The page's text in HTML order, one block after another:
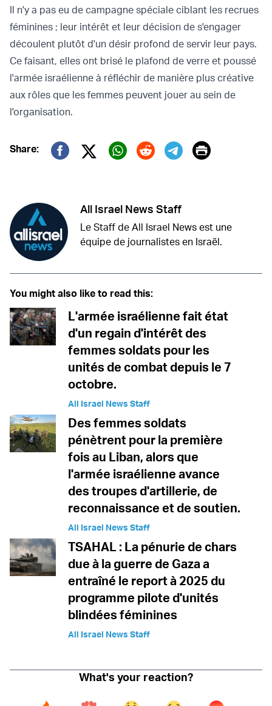
Il n'y a pas eu de campagne spéciale ciblant les recrues
féminines ; leur intérêt et leur décision de s'engager
découlent plutôt d'un désir profond de servir leur pays.
Ce faisant, elles ont brisé le plafond de verre et poussé
l'armée israélienne à réfléchir de manière plus créative
aux rôles que les femmes peuvent jouer au sein de
l'organisation.
Share: Print
All Israel News Staff
Le Staff de All Israel News est une
équipe de journalistes en Israël.
You might also like to read this:
L'armée israélienne fait état
d'un regain d'intérêt des
femmes soldats pour les
unités de combat depuis le 7
octobre.
All Israel News Staff
Des femmes soldats
pénètrent pour la première
fois au Liban, alors que
l'armée israélienne avance
des troupes d'artillerie, de
reconnaissance et de soutien.
All Israel News Staff
TSAHAL : La pénurie de chars
due à la guerre de Gaza a
entraîné le report à 2025 du
programme pilote d'unités
blindées féminines
All Israel News Staff